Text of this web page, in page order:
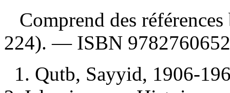
Comprend des
224). — ISBN
1. Qutb, Sayyid, 1906-